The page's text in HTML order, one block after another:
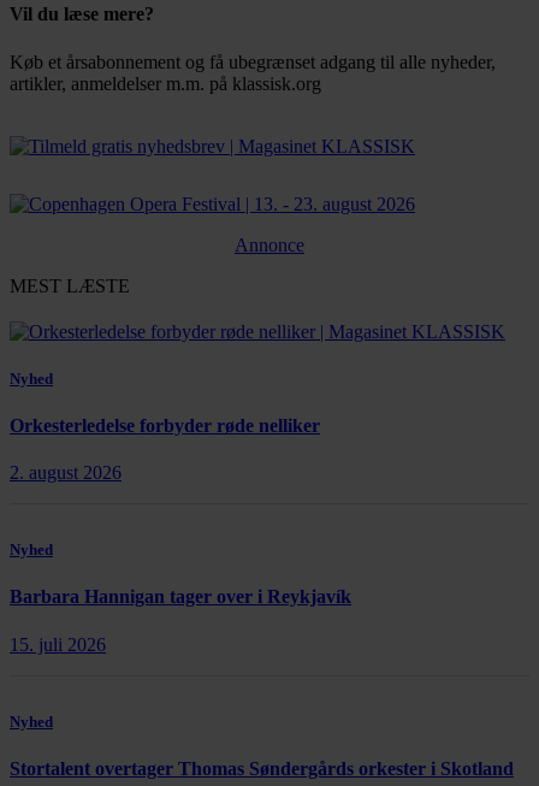
Vil du læse mere?
Køb et årsabonnement og få ubegrænset adgang til alle nyheder,
artikler, anmeldelser m.m. på klassisk.org
Annonce
MEST LÆSTE
Nyhed
Orkesterledelse forbyder røde nelliker
2. august 2026
Nyhed
Barbara Hannigan tager over i Reykjavík
15. juli 2026
Nyhed
Stortalent overtager Thomas Søndergårds orkester i Skotland